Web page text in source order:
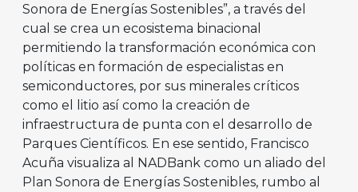
Sonora de Energías Sostenibles”, a través del
cual se crea un ecosistema binacional
permitiendo la transformación económica con
políticas en formación de especialistas en
semiconductores, por sus minerales críticos
como el litio así como la creación de
infraestructura de punta con el desarrollo de
Parques Científicos. En ese sentido, Francisco
Acuña visualiza al NADBank como un aliado del
Plan Sonora de Energías Sostenibles, rumbo al